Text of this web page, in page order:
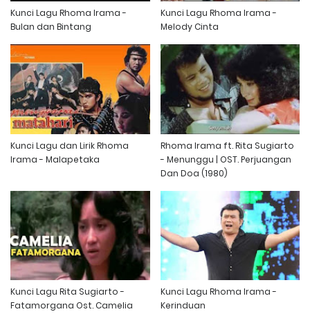
Kunci Lagu Rhoma Irama -
Bulan dan Bintang
Kunci Lagu Rhoma Irama -
Melody Cinta
Kunci Lagu dan Lirik Rhoma
Irama - Malapetaka
Rhoma Irama ft. Rita Sugiarto
- Menunggu | OST. Perjuangan
Dan Doa (1980)
Kunci Lagu Rita Sugiarto -
Fatamorgana Ost. Camelia
Kunci Lagu Rhoma Irama -
Kerinduan